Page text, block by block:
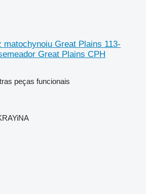
Great Plains 113-
Great Plains CPH
peças funcionais